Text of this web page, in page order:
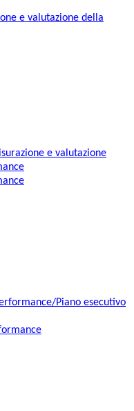
e valutazione della
e valutazione
Piano esecutivo